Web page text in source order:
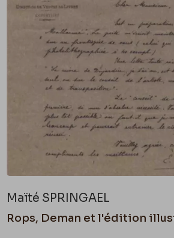
Maïté SPRINGAEL
Rops, Deman et l'édition